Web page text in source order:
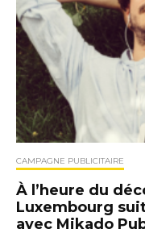
CAMPAGNE PUBLICITAIRE
À l’heure du
Luxembourg
avec Mikado